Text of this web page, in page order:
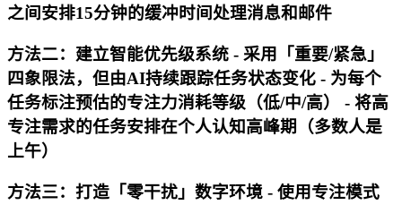
之间安排15分钟的缓冲时间处理消息和邮件
方法二：建立智能优先级系统 - 采用「重要/紧急」
四象限法，但由AI持续跟踪任务状态变化 - 为每个
任务标注预估的专注力消耗等级（低/中/高） - 将高
专注需求的任务安排在个人认知高峰期（多数人是
上午）
方法三：打造「零干扰」数字环境 - 使用专注模式